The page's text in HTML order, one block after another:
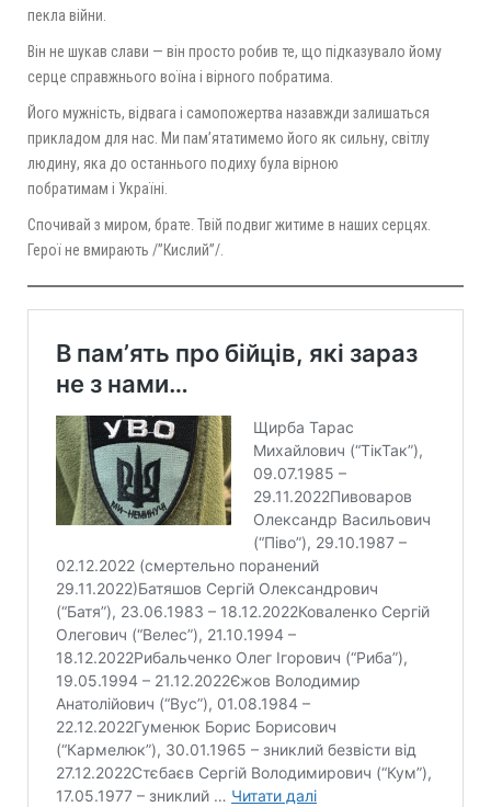
пекла війни.
Він не шукав слави — він просто робив те, що підказувало йому
серце справжнього воїна і вірного побратима.
Його мужність, відвага і самопожертва назавжди залишаться
прикладом для нас. Ми пам’ятатимемо його як сильну, світлу
людину, яка до останнього подиху була вірною
побратимам і Україні.
Спочивай з миром, брате. Твій подвиг житиме в наших серцях.
Герої не вмирають /”Кислий”/.